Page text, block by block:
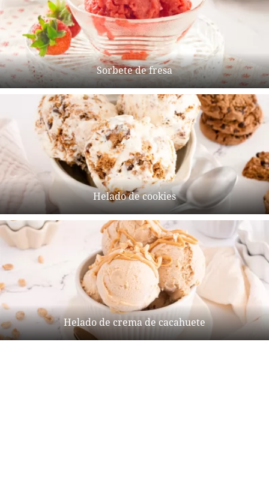
Sorbete de fresa
Helado de cookies
Helado de crema de cacahuete